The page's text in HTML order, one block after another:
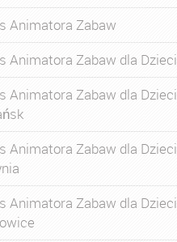
Animatora Zabaw
Animatora Zabaw dla Dzieci
Animatora Zabaw dla Dzieci
Animatora Zabaw dla Dzieci
Animatora Zabaw dla Dzieci